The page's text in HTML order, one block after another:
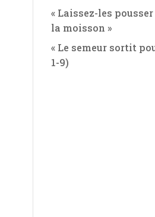
« Laissez-les pousser
la moisson »
« Le semeur sortit
1-9)